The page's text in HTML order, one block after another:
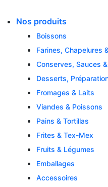
content
Nos produits
Boissons
Farines, Chapelures
Conserves, Sauces
Desserts,
Fromages & Laits
Viandes & Poissons
Pains & Tortillas
Frites & Tex-Mex
Fruits & Légumes
Emballages
Accessoires